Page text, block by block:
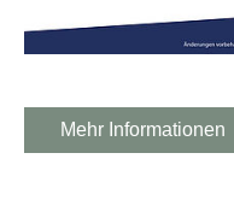
Mehr Informationen